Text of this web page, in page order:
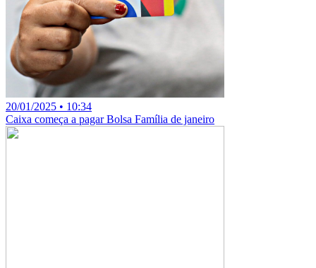
20/01/2025 • 10:34
Caixa começa a pagar Bolsa Família de janeiro